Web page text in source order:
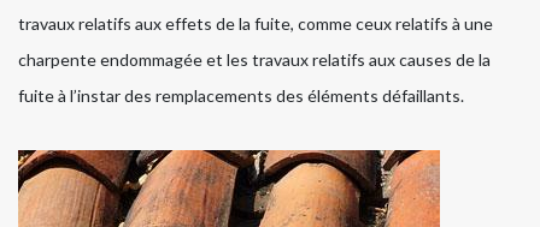
travaux relatifs aux effets de la fuite, comme ceux relatifs à une
charpente endommagée et les travaux relatifs aux causes de la
fuite à l’instar des remplacements des éléments défaillants.